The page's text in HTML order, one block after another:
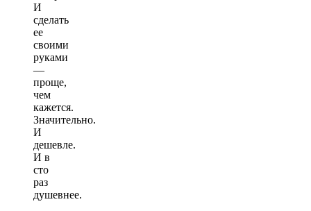
И
сделать
ее
своими
руками
—
проще,
чем
кажется.
Значительно.
И
дешевле.
И в
сто
раз
душевнее.